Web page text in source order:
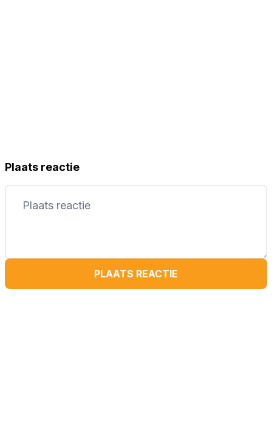
Plaats reactie
PLAATS REACTIE